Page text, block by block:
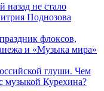
назад не стало
Поднозова
флоксов,
и «Музыка мира»
глуши. Чем
музыкой Курехина?